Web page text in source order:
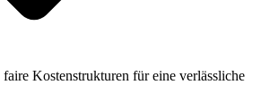
faire Kostenstrukturen für eine verlässliche